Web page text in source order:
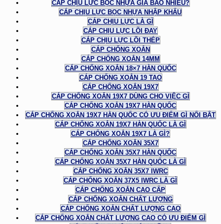
CÁP CHỊU LỰC BỌC NHỰA GIÁ BAO NHIÊU?
CÁP CHỊU LỰC BỌC NHỰA NHẬP KHẨU
CÁP CHỊU LỰC LÀ GÌ
CÁP CHỊU LỰC LÕI ĐAY
CÁP CHỊU LỰC LÕI THÉP
CÁP CHỐNG XOẮN
CÁP CHỐNG XOẮN 14MM
CÁP CHỐNG XOẮN 18×7 HÀN QUỐC
CÁP CHỐNG XOẮN 19 TAO
CÁP CHỐNG XOẮN 19X7
CÁP CHỐNG XOẮN 19X7 DÙNG CHO VIỆC GÌ
CÁP CHỐNG XOẮN 19X7 HÀN QUỐC
CÁP CHỐNG XOẮN 19X7 HÀN QUỐC CÓ ƯU ĐIỂM GÌ NỔI BẬT
CÁP CHỐNG XOẮN 19X7 HÀN QUỐC LÀ GÌ
CÁP CHỐNG XOẮN 19X7 LÀ GÌ?
CÁP CHỐNG XOẮN 35X7
CÁP CHỐNG XOẮN 35X7 HÀN QUỐC
CÁP CHỐNG XOẮN 35X7 HÀN QUỐC LÀ GÌ
CÁP CHỐNG XOẮN 35X7 IWRC
CÁP CHỐNG XOẮN 37X5 IWRC LÀ GÌ
CÁP CHỐNG XOẮN CAO CẤP
CÁP CHỐNG XOẮN CHẤT LƯỢNG
CÁP CHỐNG XOẮN CHẤT LƯỢNG CAO
CÁP CHỐNG XOẮN CHẤT LƯỢNG CAO CÓ ƯU ĐIỂM GÌ